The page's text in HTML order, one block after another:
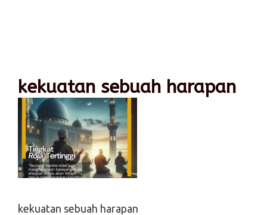
kekuatan sebuah harapan
kekuatan sebuah harapan